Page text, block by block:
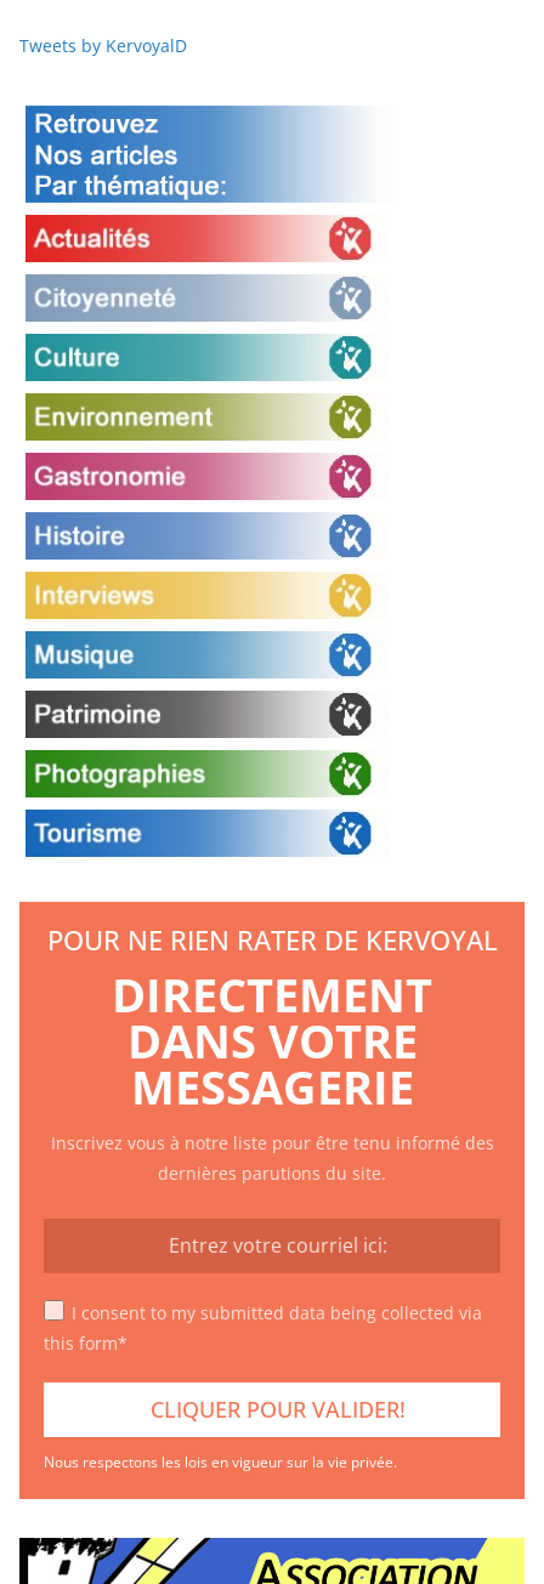
Tweets by KervoyalD
POUR NE RIEN RATER DE KERVOYAL
DIRECTEMENT
DANS VOTRE
MESSAGERIE
Inscrivez vous à notre liste pour être tenu informé des
dernières parutions du site.
I consent to my submitted data being collected via
this form*
Nous respectons les lois en vigueur sur la vie privée.